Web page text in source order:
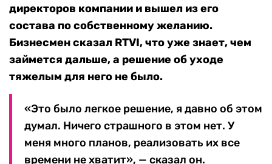
директоров компании и вышел из его
состава по собственному желанию.
Бизнесмен сказал RTVI, что уже знает, чем
займется дальше, а решение об уходе
тяжелым для него не было.
«Это было легкое решение, я давно об этом
думал. Ничего страшного в этом нет. У
меня много планов, реализовать их все
времени не хватит», — сказал он.